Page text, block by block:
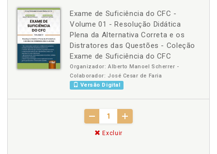
Exame de Suficiência do CFC -
Volume 01 - Resolução Didática
Plena da Alternativa Correta e os
Distratores das Questões - Coleção
Exame de Suficiência do CFC
Organizador: Alberto Manoel Scherrer -
Colaborador: José Cesar de Faria
Versão Digital
Excluir